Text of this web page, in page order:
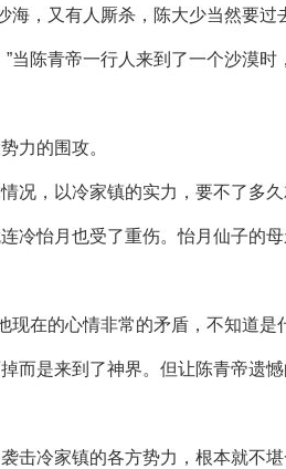
，又有人厮杀，陈大少当然要过
陈青帝一行人来到了一个沙漠时
力的围攻。
况，以冷家镇的实力，要不了多久
冷怡月也受了重伤。怡月仙子的母
在的心情非常的矛盾，不知道是
是来到了神界。但让陈青帝遗
击冷家镇的各方势力，根本就不堪